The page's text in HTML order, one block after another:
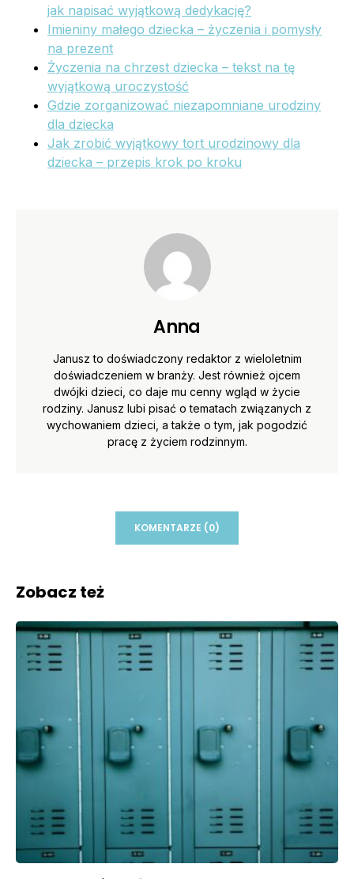
jak napisać wyjątkową dedykację?
Imieniny małego dziecka – życzenia i pomysły
na prezent
Życzenia na chrzest dziecka – tekst na tę
wyjątkową uroczystość
Gdzie zorganizować niezapomniane urodziny
dla dziecka
Jak zrobić wyjątkowy tort urodzinowy dla
dziecka – przepis krok po kroku
Anna
Janusz to doświadczony redaktor z wieloletnim
doświadczeniem w branży. Jest również ojcem
dwójki dzieci, co daje mu cenny wgląd w życie
rodziny. Janusz lubi pisać o tematach związanych z
wychowaniem dzieci, a także o tym, jak pogodzić
pracę z życiem rodzinnym.
KOMENTARZE (0)
Zobacz też